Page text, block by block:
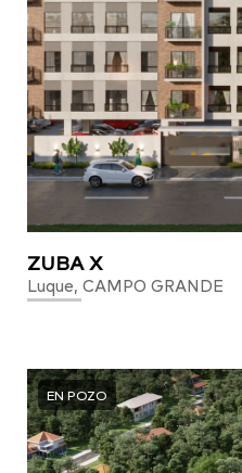
ZUBA X
Luque, CAMPO GRANDE
EN POZO